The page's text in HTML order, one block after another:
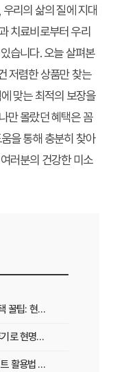
리의 삶의 질에 지대
치료비로부터 우리
습니다. 오늘 살펴본
저렴한 상품만 찾는
맞는 최적의 보장을
만 몰랐던 혜택은 꼼
을 통해 충분히 찾아
러분의 건강한 미소
2024년 최신! 치아보험 비교사이트 선택 꿀팁: 현명한 가입 전략 완벽 분석
치아보험 비교사이트, 광고 없는 솔직 후기로 현명하게 선택하는 법
20대부터 준비하는 치아보험, 비교사이트 활용법 A to Z